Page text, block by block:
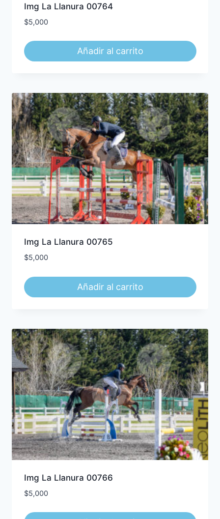
Img La Llanura 00764
$5,000
Añadir al carrito
Img La Llanura 00765
$5,000
Añadir al carrito
Img La Llanura 00766
$5,000